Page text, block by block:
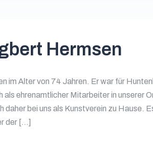
Hermsen
im Alter von 74 Jahren. Er war für
ehrenamtlicher Mitarbeiter in unserer
bei uns als Kunstverein zu Hause.
der […]